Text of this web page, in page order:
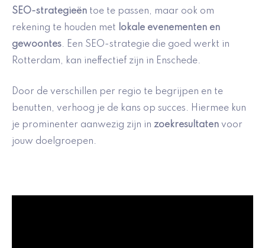
SEO-strategieën toe te passen, maar ook om
rekening te houden met
lokale evenementen en
gewoontes. Een SEO-strategie die goed werkt in
Rotterdam, kan ineffectief zijn in Enschede.
Door de verschillen per regio te begrijpen en te
benutten, verhoog je de kans op succes. Hiermee kun
je prominenter aanwezig zijn in zoekresultaten voor
jouw doelgroepen.